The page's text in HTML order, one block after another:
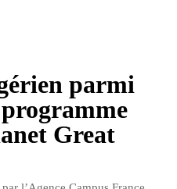
parmi
Great